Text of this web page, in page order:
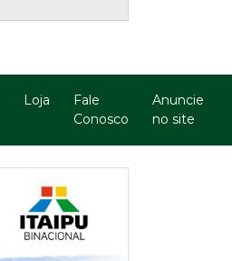
Loja
Fale
Conosco
Anuncie
no site